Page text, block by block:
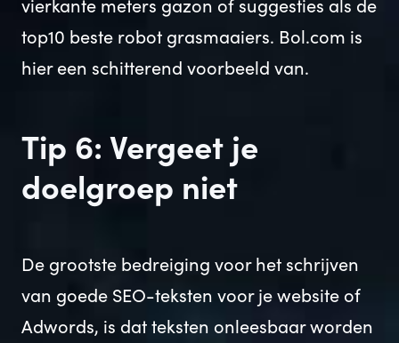
top10 beste robot grasmaaiers. Bol.com is
hier een schitterend voorbeeld van.
Tip 6: Vergeet je
doelgroep niet
De grootste bedreiging voor het schrijven
van goede SEO-teksten voor je website of
Adwords, is dat teksten onleesbaar worden